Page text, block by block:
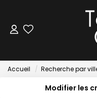
Accueil Recherche par
Modifier les